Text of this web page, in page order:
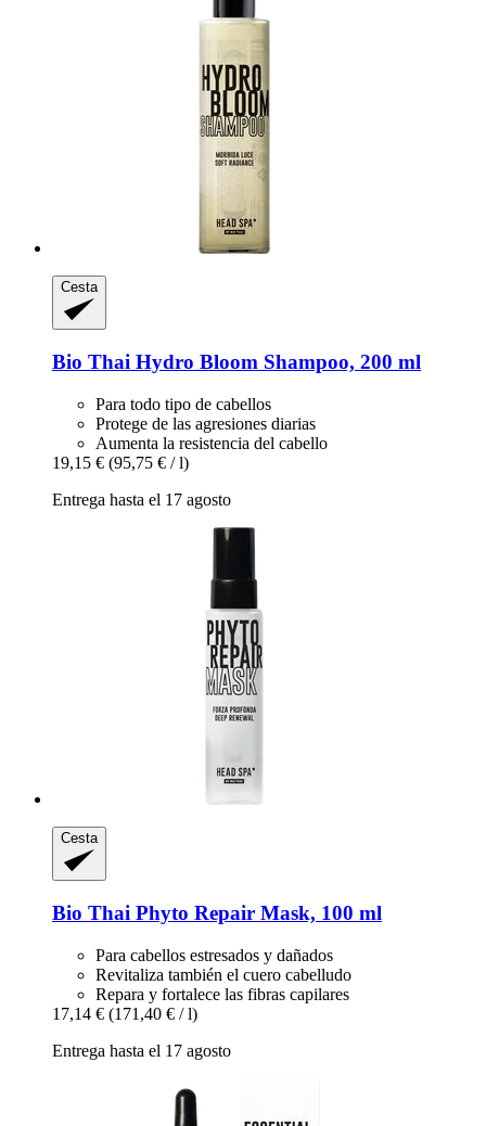
Cesta
Bio Thai Hydro Bloom Shampoo, 200 ml
Para todo tipo de cabellos
Protege de las agresiones diarias
Aumenta la resistencia del cabello
19,15 € (95,75 € / l)
Entrega hasta el 17 agosto
Cesta
Bio Thai Phyto Repair Mask, 100 ml
Para cabellos estresados y dañados
Revitaliza también el cuero cabelludo
Repara y fortalece las fibras capilares
17,14 € (171,40 € / l)
Entrega hasta el 17 agosto